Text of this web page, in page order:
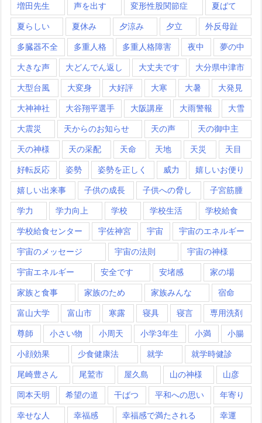
増田先生 声を出す 変形性股関節症 夏ばて
夏らしい 夏休み 夕涼み 夕立 外反母趾
多臓器不全 多重人格 多重人格障害 夜中 夢の中
大きな声 大どんでん返し 大丈夫です 大分県中津市
大型台風 大変身 大好評 大寒 大暑 大発見
大神神社 大谷翔平選手 大阪講座 大雨警報 大雪
大震災 天からのお知らせ 天の声 天の御中主
天の神様 天の采配 天命 天地 天災 天目
好転反応 姿勢 姿勢を正しく 威力 嬉しいお便り
嬉しい出来事 子供の成長 子供への脅し 子宮筋腫
学力 学力向上 学校 学校生活 学校給食
学校給食センター 宇佐神宮 宇宙 宇宙のエネルギー
宇宙のメッセージ 宇宙の法則 宇宙の神様
宇宙エネルギー 安全です 安堵感 家の場
家族と食事 家族のため 家族みんな 宿命
富山大学 富山市 寒露 寝具 寝言 専用洗剤
尊師 小さい物 小周天 小学3年生 小満 小腸
小顔効果 少食健康法 就学 就学時健診
尾崎豊さん 尾鷲市 屋久島 山の神様 山彦
岡本天明 希望の道 干ばつ 平和への思い 年寄り
幸せな人 幸福感 幸福感で満たされる 幸運